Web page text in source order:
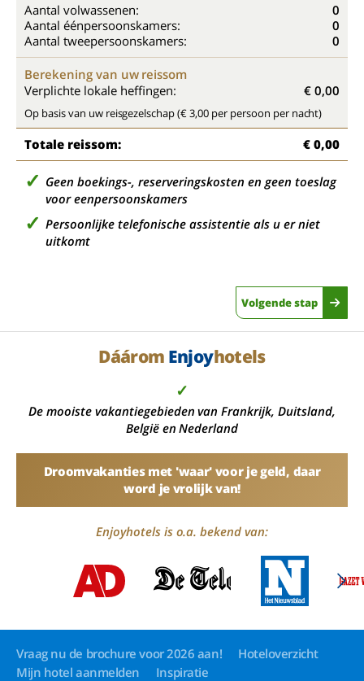
Aantal volwassenen:
0
Aantal éénpersoonskamers:
0
Aantal tweepersoonskamers:
0
Berekening van uw reissom
Verplichte lokale heffingen:
€ 0,00
Op basis van uw reisgezelschap (€ 3,00 per persoon per nacht)
Totale reissom: € 0,00
Geen boekings-, reserveringskosten en geen toeslag
voor eenpersoonskamers
Persoonlijke telefonische assistentie als u er niet
uitkomt
Volgende stap
Dáárom Enjoyhotels
✓
De mooiste vakantiegebieden van Frankrijk, Duitsland,
België en Nederland
Droomvakanties met 'waar' voor je geld, daar
word je vrolijk van!
Enjoyhotels is o.a. bekend van:
Vraag nu de brochure voor 2026 aan!
Hoteloverzicht
Mijn hotel aanmelden
Inspiratie